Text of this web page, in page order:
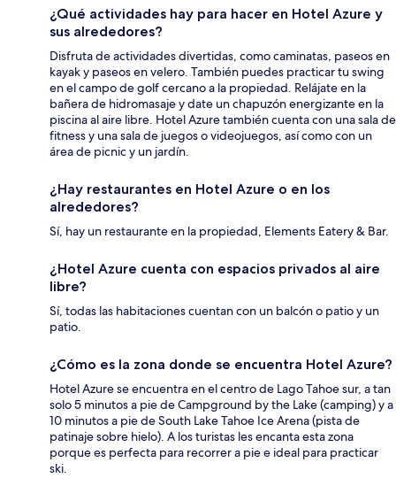
¿Qué actividades hay para hacer en Hotel Azure y
sus alrededores?
Disfruta de actividades divertidas, como caminatas, paseos en
kayak y paseos en velero. También puedes practicar tu swing
en el campo de golf cercano a la propiedad. Relájate en la
bañera de hidromasaje y date un chapuzón energizante en la
piscina al aire libre. Hotel Azure también cuenta con una sala de
fitness y una sala de juegos o videojuegos, así como con un
área de picnic y un jardín.
¿Hay restaurantes en Hotel Azure o en los
alrededores?
Sí, hay un restaurante en la propiedad, Elements Eatery & Bar.
¿Hotel Azure cuenta con espacios privados al aire
libre?
Sí, todas las habitaciones cuentan con un balcón o patio y un
patio.
¿Cómo es la zona donde se encuentra Hotel Azure?
Hotel Azure se encuentra en el centro de Lago Tahoe sur, a tan
solo 5 minutos a pie de Campground by the Lake (camping) y a
10 minutos a pie de South Lake Tahoe Ice Arena (pista de
patinaje sobre hielo). A los turistas les encanta esta zona
porque es perfecta para recorrer a pie e ideal para practicar
ski.